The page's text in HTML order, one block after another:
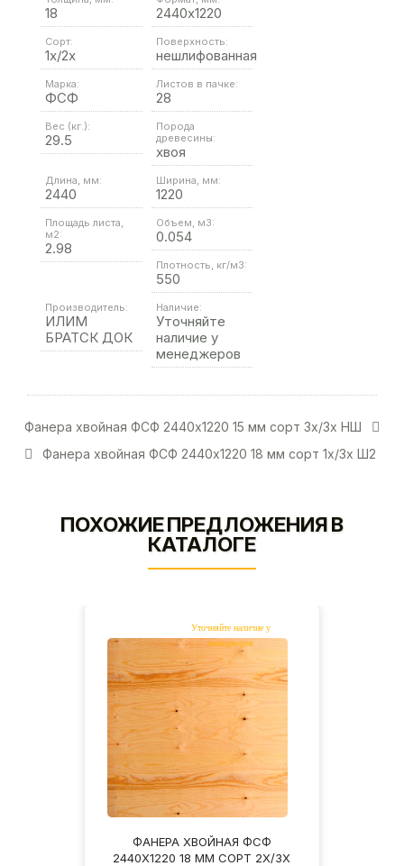
18 2440х1220
Сорт:
1х/2х
Поверхность:
нешлифованная
Марка:
ФСФ
Листов в пачке:
28
Вес (кг.):
29.5
Порода
древесины:
хвоя
Длина, мм:
2440
Ширина, мм:
1220
Площадь листа,
м2:
2.98
Объем, м3:
0.054
Плотность, кг/м3:
550
Производитель:
ИЛИМ
БРАТСК ДОК
Наличие:
Уточняйте
наличие у
менеджеров
Фанера хвойная ФСФ 2440х1220 15 мм сорт 3х/3х НШ
Фанера хвойная ФСФ 2440х1220 18 мм сорт 1х/3х Ш2
ПОХОЖИЕ ПРЕДЛОЖЕНИЯ В
КАТАЛОГЕ
ФАНЕРА ХВОЙНАЯ ФСФ
2440Х1220 18 ММ СОРТ 2Х/3Х